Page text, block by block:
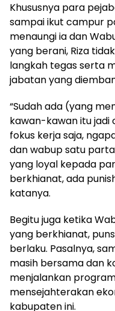
Khususnya para
sampai ikut campur
menaungi ia dan
yang berani, Riza
langkah tegas serta
jabatan yang
“Sudah ada (yang
kawan-kawan itu jadi
fokus kerja saja,
dan wabup satu
yang loyal kepada
berkhianat, ada
katanya.
Begitu juga ketika
yang berkhianat,
berlaku. Pasalnya,
masih bersama dan
menjalankan
mensejahterakan
kabupaten ini.